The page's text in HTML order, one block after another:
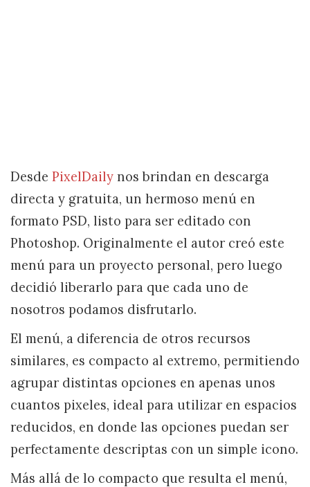
Desde PixelDaily nos brindan en descarga
directa y gratuita, un hermoso menú en
formato PSD, listo para ser editado con
Photoshop. Originalmente el autor creó este
menú para un proyecto personal, pero luego
decidió liberarlo para que cada uno de
nosotros podamos disfrutarlo.
El menú, a diferencia de otros recursos
similares, es compacto al extremo, permitiendo
agrupar distintas opciones en apenas unos
cuantos pixeles, ideal para utilizar en espacios
reducidos, en donde las opciones puedan ser
perfectamente descriptas con un simple icono.
Más allá de lo compacto que resulta el menú,